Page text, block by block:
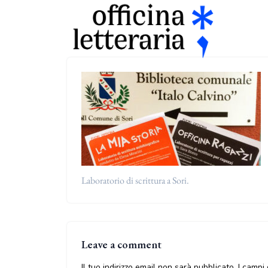
Laboratorio di scrittura a Sori.
Leave a comment